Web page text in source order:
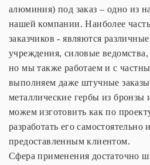
алюминия) под заказ – одно из
нашей компании. Наиболее
заказчиков - являются
учреждения, силовые
но мы также работаем и с
выполняем даже штучные
металлические гербы из
можем изготовить как по
разработать его самостоятельно
предоставленным клиентом.
Сфера применения достаточно